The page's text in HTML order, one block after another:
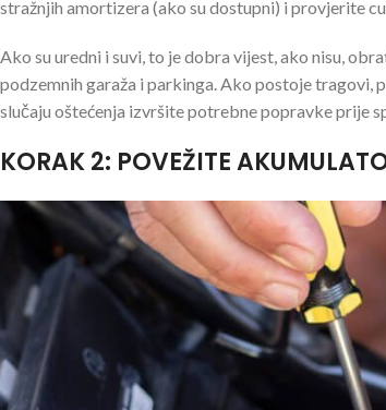
stražnjih amortizera (ako su dostupni) i provjerite
Ako su uredni i suvi, to je dobra vijest, ako nisu,
podzemnih garaža i parkinga. Ako postoje tragovi,
slučaju oštećenja izvršite potrebne popravke prije
KORAK 2: POVEŽITE